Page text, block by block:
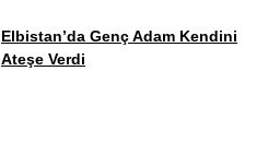
Elbistan’da Genç Adam Kendini
Ateşe Verdi